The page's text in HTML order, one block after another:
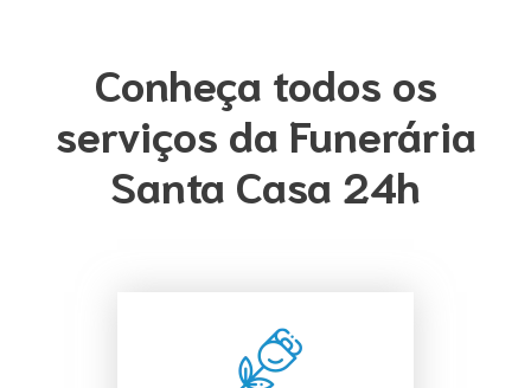
Conheça todos os
serviços da Funerária
Santa Casa 24h